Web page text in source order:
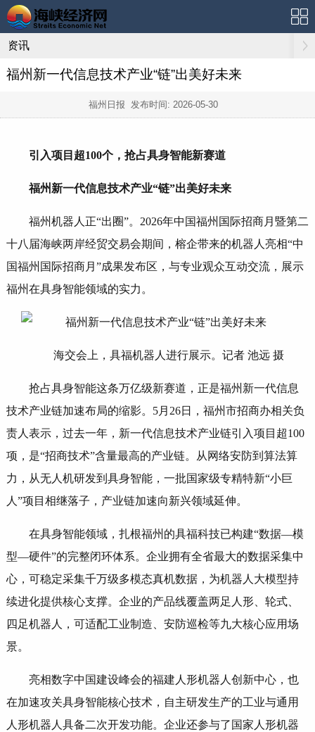
资讯
福州新一代信息技术产业“链”出美好未来
福州日报 发布时间: 2026-05-30
引入项目超100个，抢占具身智能新赛道
福州新一代信息技术产业“链”出美好未来
福州机器人正“出圈”。2026年中国福州国际招商月暨第二
十八届海峡两岸经贸交易会期间，榕企带来的机器人亮相“中
国福州国际招商月”成果发布区，与专业观众互动交流，展示
福州在具身智能领域的实力。
海交会上，具福机器人进行展示。记者 池远 摄
抢占具身智能这条万亿级新赛道，正是福州新一代信息
技术产业链加速布局的缩影。5月26日，福州市招商办相关负
责人表示，过去一年，新一代信息技术产业链引入项目超100
项，是“招商技术”含量最高的产业链。从网络安防到算法算
力，从无人机研发到具身智能，一批国家级专精特新“小巨
人”项目相继落子，产业链加速向新兴领域延伸。
在具身智能领域，扎根福州的具福科技已构建“数据—模
型—硬件”的完整闭环体系。企业拥有全省最大的数据采集中
心，可稳定采集千万级多模态真机数据，为机器人大模型持
续进化提供核心支撑。企业的产品线覆盖两足人形、轮式、
四足机器人，可适配工业制造、安防巡检等九大核心应用场
景。
亮相数字中国建设峰会的福建人形机器人创新中心，也
在加速攻关具身智能核心技术，自主研发生产的工业与通用
人形机器人具备二次开发功能。企业还参与了国家人形机器